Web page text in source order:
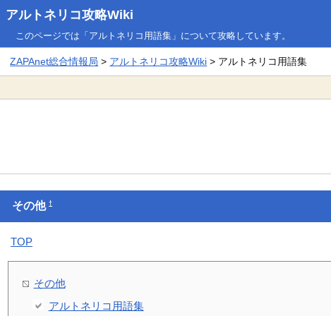
アルトネリコ攻略Wiki
このページでは「アルトネリコ用語集」について攻略しています。
ZAPAnet総合情報局 > アルトネリコ攻略Wiki > アルトネリコ用語集
その他†
TOP
その他
アルトネリコ用語集